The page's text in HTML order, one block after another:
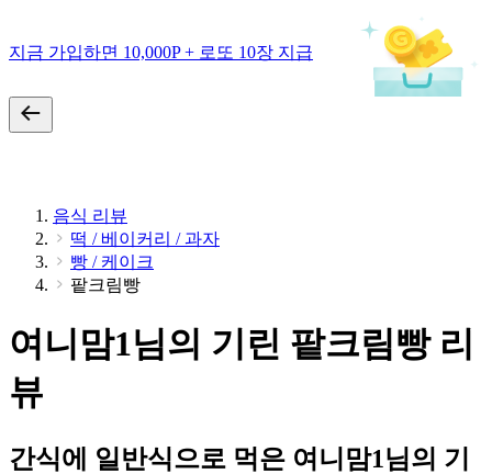
지금 가입하면 10,000P + 로또 10장 지급
음식 리뷰
떡 / 베이커리 / 과자
빵 / 케이크
팥크림빵
여니맘1님의 기린 팥크림빵 리
뷰
간식에 일반식으로 먹은 여니맘1님의 기